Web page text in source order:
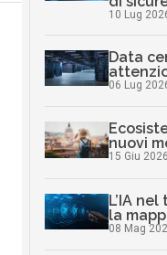
10 Lug
Data
06 Lug
nuovi
15 Giu 2026
L’IA
la
08 Mag